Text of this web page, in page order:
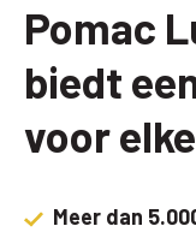
Pomac
biedt
voor
Meer dan